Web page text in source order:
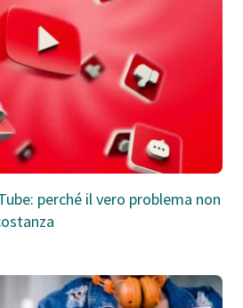
perché il vero problema non